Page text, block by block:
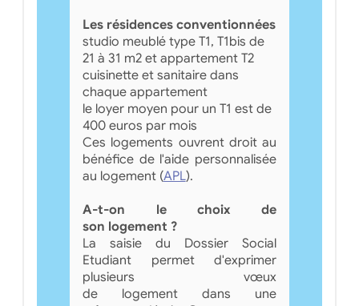
Les résidences conventionnées
studio meublé type T1, T1bis de
21 à 31 m2 et appartement T2
cuisinette et sanitaire dans
chaque appartement
le loyer moyen pour un T1 est de
400 euros par mois
Ces logements ouvrent droit au
bénéfice de l'aide personnalisée
au logement (APL).
A-t-on le choix de
son logement ?
La saisie du Dossier Social
Etudiant permet d'exprimer
plusieurs vœux
de logement dans une